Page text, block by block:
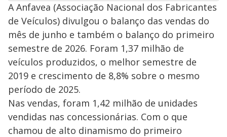
A Anfavea (Associação Nacional dos Fabricantes
de Veículos) divulgou o balanço das vendas do
mês de junho e também o balanço do primeiro
semestre de 2026. Foram 1,37 milhão de
veículos produzidos, o melhor semestre de
2019 e crescimento de 8,8% sobre o mesmo
período de 2025.
Nas vendas, foram 1,42 milhão de unidades
vendidas nas concessionárias. Com o que
chamou de alto dinamismo do primeiro